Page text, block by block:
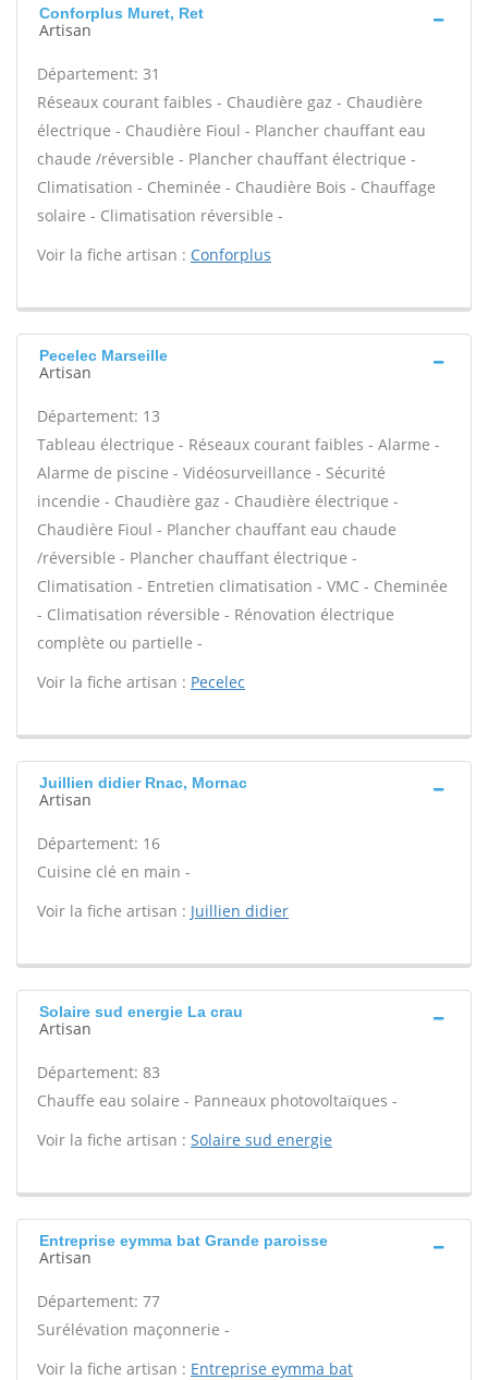
Conforplus Muret, Ret
Artisan
Département: 31
Réseaux courant faibles - Chaudière gaz - Chaudière
électrique - Chaudière Fioul - Plancher chauffant eau
chaude /réversible - Plancher chauffant électrique -
Climatisation - Cheminée - Chaudière Bois - Chauffage
solaire - Climatisation réversible -
Voir la fiche artisan : Conforplus
Pecelec Marseille
Artisan
Département: 13
Tableau électrique - Réseaux courant faibles - Alarme -
Alarme de piscine - Vidéosurveillance - Sécurité
incendie - Chaudière gaz - Chaudière électrique -
Chaudière Fioul - Plancher chauffant eau chaude
/réversible - Plancher chauffant électrique -
Climatisation - Entretien climatisation - VMC - Cheminée
- Climatisation réversible - Rénovation électrique
complète ou partielle -
Voir la fiche artisan : Pecelec
Juillien didier Rnac, Mornac
Artisan
Département: 16
Cuisine clé en main -
Voir la fiche artisan : Juillien didier
Solaire sud energie La crau
Artisan
Département: 83
Chauffe eau solaire - Panneaux photovoltaïques -
Voir la fiche artisan : Solaire sud energie
Entreprise eymma bat Grande paroisse
Artisan
Département: 77
Surélévation maçonnerie -
Voir la fiche artisan : Entreprise eymma bat